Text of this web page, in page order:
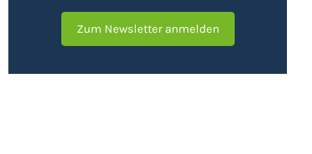
Zum Newsletter anmelden